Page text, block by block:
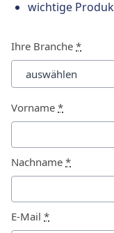
wichtige
Ihre Branche *
Vorname *
Nachname *
E-Mail *